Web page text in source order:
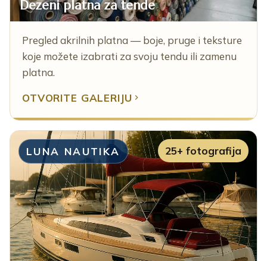
Dezeni platna za tende
Pregled akrilnih platna — boje, pruge i teksture
koje možete izabrati za svoju tendu ili zamenu
platna.
OTVORITE GALERIJU
LUNA NAUTIKA 25+ fotografija